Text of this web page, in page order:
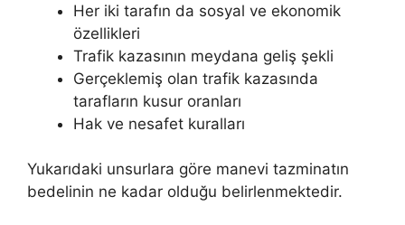
Her iki tarafın da sosyal ve ekonomik
özellikleri
Trafik kazasının meydana geliş şekli
Gerçeklemiş olan trafik kazasında
tarafların kusur oranları
Hak ve nesafet kuralları
Yukarıdaki unsurlara göre manevi tazminatın
bedelinin ne kadar olduğu belirlenmektedir.